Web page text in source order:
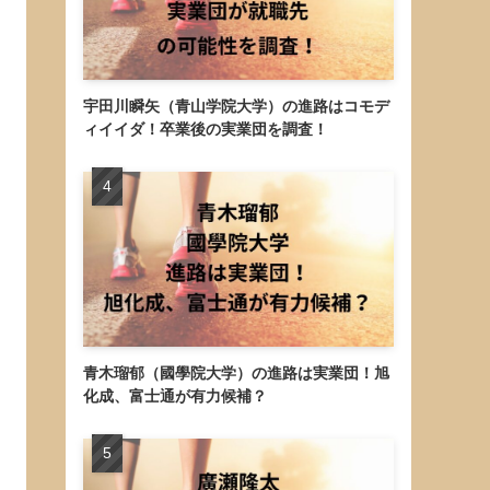
宇田川瞬矢（青山学院大学）の進路はコモデ
ィイイダ！卒業後の実業団を調査！
青木瑠郁（國學院大学）の進路は実業団！旭
化成、富士通が有力候補？